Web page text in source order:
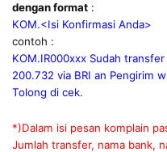
dengan format :
KOM.<Isi Konfirmasi Anda>
contoh :
KOM.IR000xxx Sudah
200.732 via BRI an Pengirim
Tolong di cek.
*)Dalam isi pesan komplain
Jumlah transfer, nama bank,